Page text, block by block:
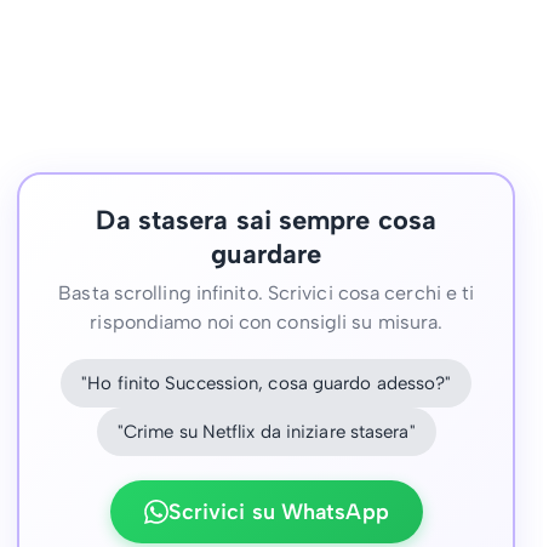
Da stasera sai sempre cosa
guardare
Basta scrolling infinito. Scrivici cosa cerchi e ti
rispondiamo noi con consigli su misura.
"Ho finito Succession, cosa guardo adesso?"
"Crime su Netflix da iniziare stasera"
Scrivici su WhatsApp